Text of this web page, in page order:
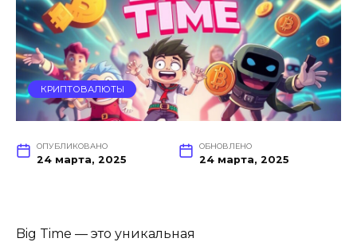
КРИПТОВАЛЮТЫ
ОПУБЛИКОВАНО
24 марта, 2025
ОБНОВЛЕНО
24 марта, 2025
Big Time — это уникальная